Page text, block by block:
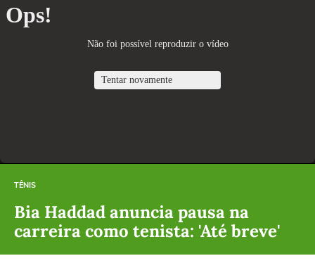
TÊNIS
Bia Haddad anuncia pausa na
carreira como tenista: 'Até breve'